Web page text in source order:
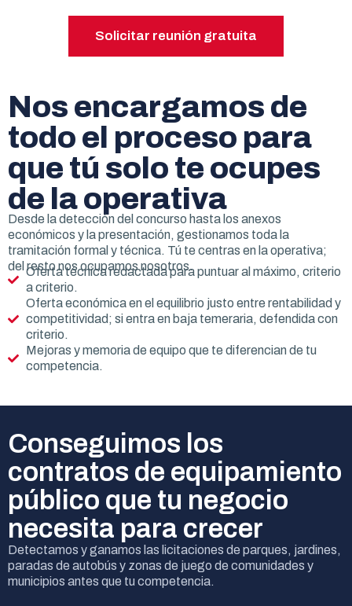
Solicitar reunión gratuita
Nos encargamos de
todo el proceso para
que tú solo te ocupes
de la operativa
Desde la detección del concurso hasta los anexos
económicos y la presentación, gestionamos toda la
tramitación formal y técnica. Tú te centras en la operativa;
del resto nos ocupamos nosotros.
Oferta técnica redactada para puntuar al máximo, criterio
a criterio.
Oferta económica en el equilibrio justo entre rentabilidad y
competitividad; si entra en baja temeraria, defendida con
criterio.
Mejoras y memoria de equipo que te diferencian de tu
competencia.
Conseguimos los
contratos de equipamiento
público que tu negocio
necesita para crecer
Detectamos y ganamos las licitaciones de parques, jardines,
paradas de autobús y zonas de juego de comunidades y
municipios antes que tu competencia.